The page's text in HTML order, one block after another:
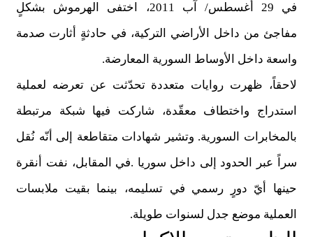
في 29 أغسطس/ آب 2011، اختفى الهرموش بشكلٍ
مفاجئ من داخل الأراضي التركية، في حادثةٍ أثارت صدمة
واسعة داخل الأوساط السورية المعارضة.
لاحقاً، ظهرت روايات متعددة تحدّثت عن تعرضه لعملية
استدراج واختطاف معقّدة، شاركت فيها شبكة مرتبطة
بالمخابرات السورية. وتشير شهادات متقاطعة إلى أنّه نُقل
سراً عبر الحدود إلى داخل سوريا .في المقابل، نفت أنقرة
حينها أيّ دورٍ رسمي في تسليمه، بينما بقيت ملابسات
العملية موضع جدل لسنوات طويلة.